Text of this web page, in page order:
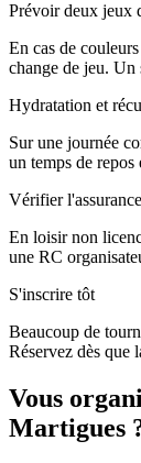
Prévoir deux jeux
En cas de
change de jeu. Un
Hydratation et
Sur une journée
un temps de repos
Vérifier l'assurance
En loisir non
une RC
S'inscrire tôt
Beaucoup de
Réservez dès que
Vous
Martigues